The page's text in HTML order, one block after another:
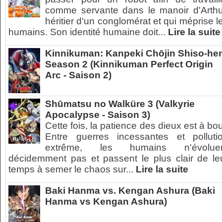
comme servante dans le manoir
héritier d'un conglomérat et qui méprise
humains. Son identité humaine doit... Lire la suite
Kinnikuman: Kanpeki Chōjin Shiso-
Season 2 (Kinnikuman Perfect Origin
Arc - Saison 2)
Shūmatsu no Walküre 3 (Valkyrie
Apocalypse - Saison 3)
Cette fois, la patience des dieux est à
Entre guerres incessantes et
extrême, les humains
décidemment pas et passent le plus clair de
temps à semer le chaos sur... Lire la suite
Baki Hanma vs. Kengan Ashura (Baki
Hanma vs Kengan Ashura)